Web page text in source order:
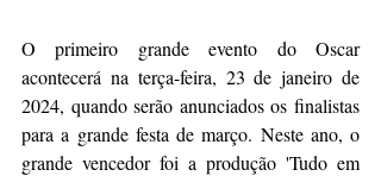
O primeiro grande evento do Oscar
acontecerá na terça-feira, 23 de janeiro de
2024, quando serão anunciados os finalistas
para a grande festa de março. Neste ano, o
grande vencedor foi a produção 'Tudo em